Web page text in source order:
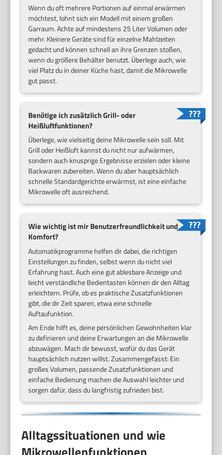
Wenn du oft mehrere Portionen auf einmal erwärmen
möchtest, lohnt sich ein Modell mit einem großen
Garraum. Achte auf mindestens 25 Liter Volumen oder
mehr. Kleinere Geräte sind für einzelne Mahlzeiten
gedacht und können schnell an ihre Grenzen stoßen,
wenn du größere Behälter benutzt. Überlege auch, wie
viel Platz du in deiner Küche hast, damit die Mikrowelle
gut passt.
Benötige ich zusätzlich Grill- oder
Heißluftfunktionen?
Überlege, wie vielseitig deine Mikrowelle sein soll. Mit
Grill oder Heißluft kannst du nicht nur aufwärmen,
sondern auch knusprige Ergebnisse erzielen oder kleine
Backwaren zubereiten. Wenn du aber hauptsächlich
schnelle Standardgerichte erwärmst, ist eine einfache
Mikrowelle oft ausreichend.
Wie wichtig ist mir Benutzerfreundlichkeit und
Komfort?
Automatikprogramme helfen dir dabei, die richtigen
Einstellungen zu finden, selbst wenn du nicht viel
Erfahrung hast. Auch eine gut ablesbare Anzeige und
leicht verständliche Bedientasten können dir den Alltag
erleichtern. Prüfe, ob es praktische Zusatzfunktionen
gibt, die dir Zeit sparen, etwa eine schnelle
Auftaufunktion.
Am Ende hilft es, deine persönlichen Gewohnheiten klar
zu definieren und deine Erwartungen an die Mikrowelle
abzuwägen. Mach dir bewusst, wofür du das Gerät
hauptsächlich nutzen willst. Zusammengefasst: Ein
großes Volumen, passende Zusatzfunktionen und
einfache Bedienung machen die Auswahl leichter und
sorgen dafür, dass du langfristig zufrieden bist.
Alltagssituationen und wie